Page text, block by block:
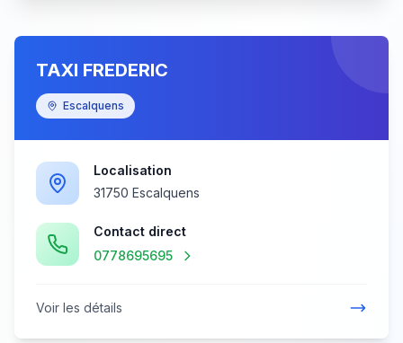
TAXI FREDERIC
Escalquens
Localisation
31750 Escalquens
Contact direct
0778695695
Voir les détails